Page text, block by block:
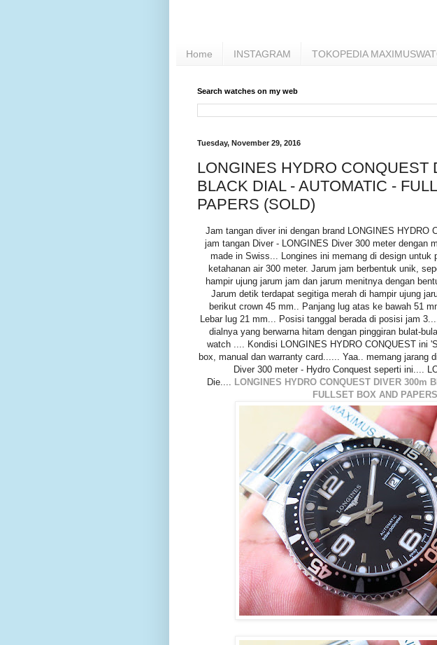
Home INSTAGRAM TOKOPEDIA
Search watches on my web
Tuesday, November 29, 2016
LONGINES HYDRO CONQUEST
BLACK DIAL - AUTOMATIC -
PAPERS (SOLD)
Jam tangan diver ini dengan brand LONGINES HYDRO
jam tangan Diver - LONGINES Diver 300 meter dengan
made in Swiss... Longines ini memang di design untuk
ketahanan air 300 meter. Jarum jam berbentuk unik,
hampir ujung jarum jam dan jarum menitnya dengan
Jarum detik terdapat segitiga merah di hampir ujung
berikut crown 45 mm.. Panjang lug atas ke bawah 51
Lebar lug 21 mm... Posisi tanggal berada di posisi jam
dialnya yang berwarna hitam dengan pinggiran bulat-
watch .... Kondisi LONGINES HYDRO CONQUEST ini
box, manual dan warranty card...... Yaa.. memang jarang
Diver 300 meter - Hydro Conquest seperti ini....
Die....
LONGINES HYDRO CONQUEST DIVER 300m
FULLSET BOX AND PAPERS